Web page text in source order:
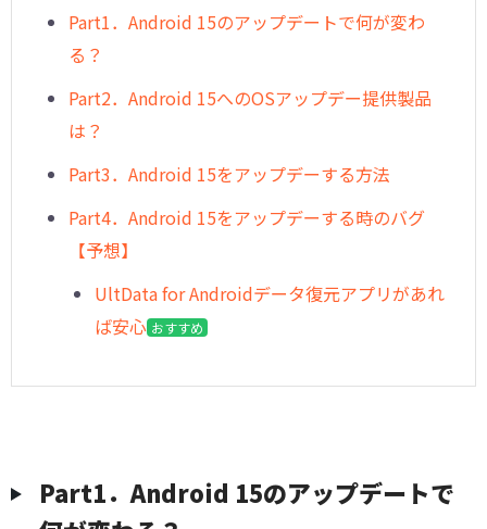
︎Part1．Android 15のアップデートで何が変わ
る？
Part2．Android 15へのOSアップデー提供製品
は？
︎Part3．Android 15をアップデーする方法
︎Part4．Android 15をアップデーする時のバグ
【予想】
UltData for Androidデータ復元アプリがあれ
ば安心 おすすめ
︎︎Part1．Android 15のアップデートで